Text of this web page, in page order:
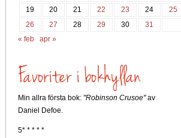
19
20 21 22 23 24
25
26
27 28 29 30
31
« feb
apr »
Min allra första bok: "Robinson Crusoe"av
Daniel Defoe.
5* * * * *